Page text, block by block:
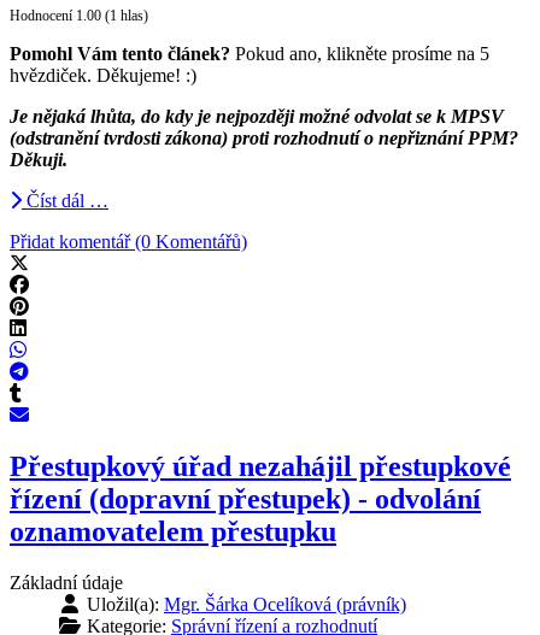
Hodnocení 1.00 (1 hlas)
Pomohl Vám tento článek? Pokud ano, klikněte prosíme na 5
hvězdiček. Děkujeme! :)
Je nějaká lhůta, do kdy je nejpozději možné odvolat se k MPSV
(odstranění tvrdosti zákona) proti rozhodnutí o nepřiznání PPM?
Děkuji.
Číst dál …
Přidat komentář (0 Komentářů)
Přestupkový úřad nezahájil přestupkové
řízení (dopravní přestupek) - odvolání
oznamovatelem přestupku
Základní údaje
Uložil(a): Mgr. Šárka Ocelíková (právník)
Kategorie: Správní řízení a rozhodnutí